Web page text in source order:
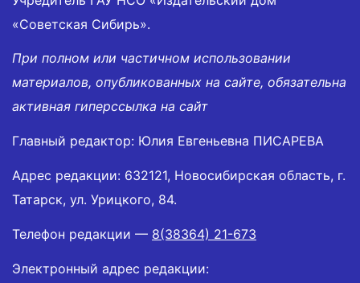
«Советская Сибирь».
При полном или частичном использовании
материалов, опубликованных на сайте, обязательна
активная гиперссылка на сайт
Главный редактор: Юлия Евгеньевна ПИСАРЕВА
Адрес редакции: 632121, Новосибирская область, г.
Татарск, ул. Урицкого, 84.
Телефон редакции — 8(38364) 21-673
Электронный адрес редакции: